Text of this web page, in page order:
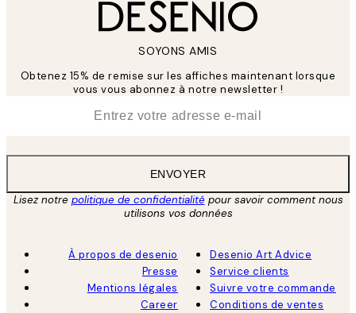
SOYONS AMIS
Obtenez 15% de remise sur les affiches maintenant lorsque
vous vous abonnez à notre newsletter !
ENVOYER
Lisez notre politique de confidentialitépour savoir comment nous
utilisons vos données
À propos de desenio
Presse
Mentions légales
Career
Desenio Art Advice
Service clients
Suivre votre commande
Conditions de ventes